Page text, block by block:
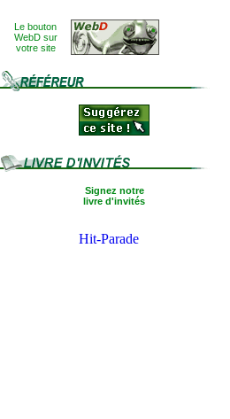
Le bouton
WebD sur
votre site
Signez notre
livre d'invités